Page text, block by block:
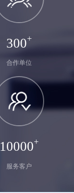
300+
合作单位
10000+
服务客户